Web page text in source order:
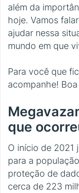
além da
hoje. Vamos
ajudar nessa
mundo em que
Para você que
acompanhe! Boa
que
O início de 2021
para a
proteção de
cerca de 223